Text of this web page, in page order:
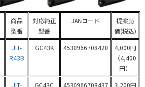
商品
型番
対応純正
型番
JANコード
提案売
価(税込)
JIT-
R43B
GC43K 4530966708420
4,000円
（4,400
円）
JIT-
GC43C 4530966708437
3,200円